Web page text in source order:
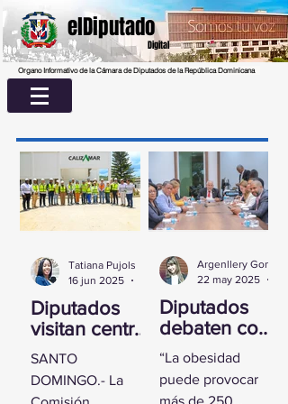
elDiputado
Digital
Organo Informativo de la Cámara de Diputados de la República Dominicana
Diputados
visitan centro
UASD La
Romana para
conocer
SANTO
DOMINGO.- La
Tatiana Pujols
16 jun 2025
Diputados
debaten con
experta
sobre la
obesidad
“La obesidad
puede provocar
más de 250
22 may 2025